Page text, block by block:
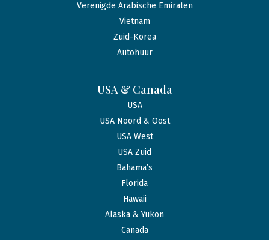
Verenigde Arabische Emiraten
Vietnam
Zuid-Korea
Autohuur
USA & Canada
USA
USA Noord & Oost
USA West
USA Zuid
Bahama’s
Florida
Hawaii
Alaska & Yukon
Canada